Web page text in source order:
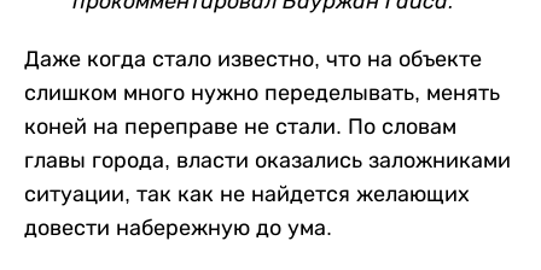
Даже когда стало известно, что на объекте
слишком много нужно переделывать, менять
коней на переправе не стали. По словам
главы города, власти оказались заложниками
ситуации, так как не найдется желающих
довести набережную до ума.